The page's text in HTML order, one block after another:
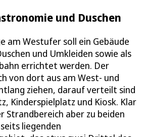
und Duschen
am Westufer soll ein Gebäude
und Umkleiden sowie als
errichtet werden. Der
von dort aus am West- und
ziehen, darauf verteilt sind
Kinderspielplatz und Kiosk. Klar
Strandbereich aber zu beiden
liegenden